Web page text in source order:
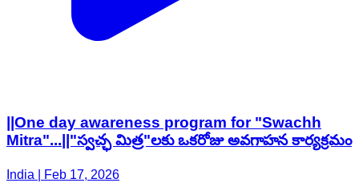
||One day awareness program for "Swachh
Mitra"...||"స్వచ్ఛ మిత్ర"లకు ఒకరోజు అవగాహన కార్యక్రమం
India | Feb 17, 2026